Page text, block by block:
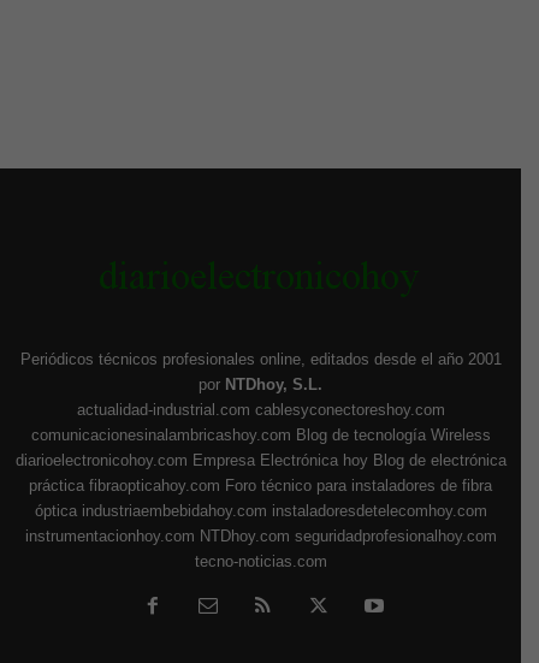
Periódicos técnicos profesionales online, editados desde el año 2001
por NTDhoy, S.L.
actualidad-industrial.com cablesyconectoreshoy.com
comunicacionesinalambricashoy.com Blog de tecnología Wireless
diarioelectronicohoy.com Empresa Electrónica hoy Blog de electrónica
práctica fibraopticahoy.com Foro técnico para instaladores de fibra
óptica industriaembebidahoy.com instaladoresdetelecomhoy.com
instrumentacionhoy.com NTDhoy.com seguridadprofesionalhoy.com
tecno-noticias.com